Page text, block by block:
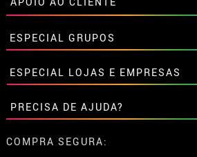
• Sobre nós
• Condições de venda
• Aviso legal ePrivacidade
• Atendimento ao cliente
• Utilização de cookies
•Configuração de cookies
ESPECIAL GRUPOS
Descontos especiais para grupos.
Entre em contato connosco aqui
ESPECIAL LOJAS E EMPRESAS
Descontos especiais para grupos.
Entre em contato connosco aqui
PRECISA DE AJUDA?
Ainda não colocei a minha ordem
COMPRA SEGURA: